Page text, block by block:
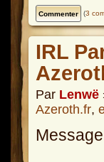
(3
IRL
Par Lenwë
Azeroth.fr,